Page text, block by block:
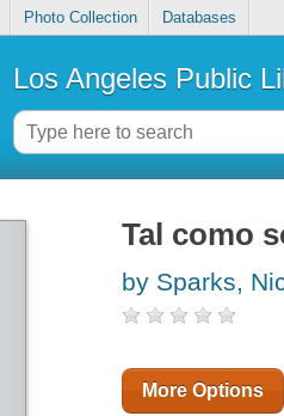
Photo Collection Databases
Los Angeles Public
Tal como
by Sparks,
More Options